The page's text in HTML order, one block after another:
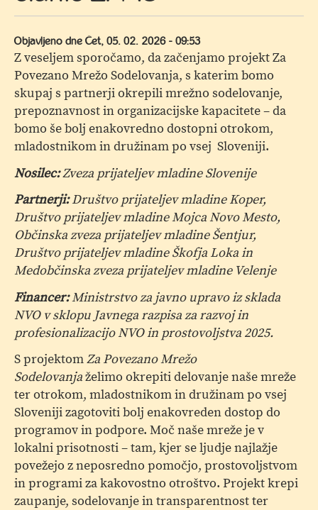
Objavljeno dne Čet, 05. 02. 2026 - 09:53
Z veseljem sporočamo, da začenjamo projekt Za
Povezano Mrežo Sodelovanja, s katerim bomo
skupaj s partnerji okrepili mrežno sodelovanje,
prepoznavnost in organizacijske kapacitete – da
bomo še bolj enakovredno dostopni otrokom,
mladostnikom in družinam po vsej Sloveniji.
Nosilec:Zveza prijateljev mladine Slovenije
Partnerji: Društvo prijateljev mladine Koper,
Društvo prijateljev mladine Mojca Novo Mesto,
Občinska zveza prijateljev mladine Šentjur,
Društvo prijateljev mladine Škofja Loka in
Medobčinska zveza prijateljev mladine Velenje
Financer:Ministrstvo za javno upravo iz sklada
NVO v sklopu Javnega razpisa za razvoj in
profesionalizacijo NVO in prostovoljstva 2025.
S projektomZa Povezano Mrežo
Sodelovanjaželimo okrepiti delovanje naše mreže
ter otrokom, mladostnikom in družinam po vsej
Sloveniji zagotoviti bolj enakovreden dostop do
programov in podpore. Moč naše mreže je v
lokalni prisotnosti – tam, kjer se ljudje najlažje
povežejo z neposredno pomočjo, prostovoljstvom
in programi za kakovostno otroštvo. Projekt krepi
zaupanje, sodelovanje in transparentnost ter